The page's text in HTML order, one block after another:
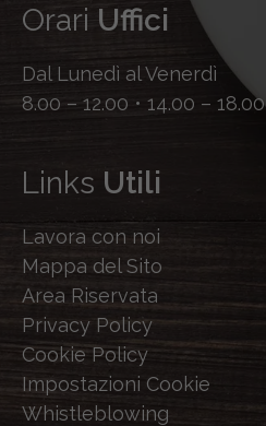
Orari Uffici
Dal Lunedì al Venerdì
8.00 – 12.00 • 14.00 – 18.00
Links Utili
Lavora con noi
Mappa del Sito
Area Riservata
Privacy Policy
Cookie Policy
Impostazioni Cookie
Whistleblowing